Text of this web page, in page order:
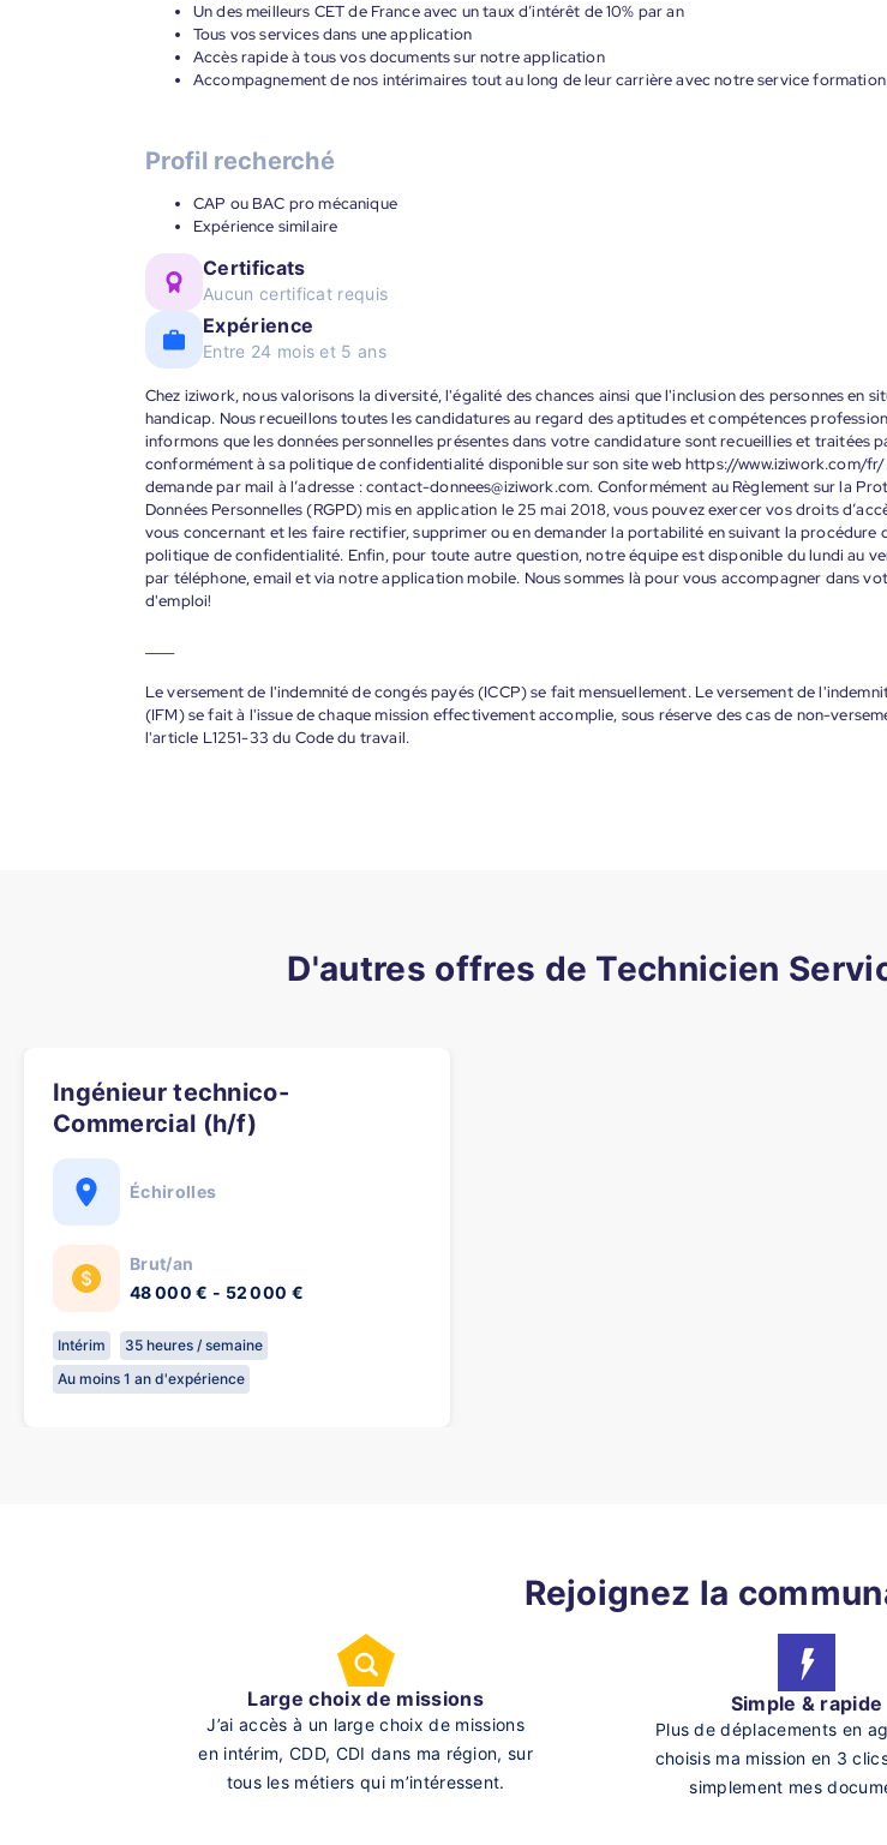
Un des meilleurs CET de France avec un taux d’intérêt de 10% par an
Tous vos services dans une application
Accès rapide à tous vos documents sur notre application
Accompagnement de nos intérimaires tout au long de leur carrière avec notre service formation
Profil recherché
CAP ou BAC pro mécanique
Expérience similaire
Certificats
Aucun certificat requis
Expérience
Entre 24 mois et 5 ans
Chez iziwork, nous valorisons la diversité, l'égalité des chances ainsi que l'inclusion des personnes en
handicap. Nous recueillons toutes les candidatures au regard des aptitudes et compétences
informons que les données personnelles présentes dans votre candidature sont recueillies et traitées
conformément à sa politique de confidentialité disponible sur son site web https://www.iziwork.com/
demande par mail à l’adresse : contact-donnees@iziwork.com. Conformément au Règlement sur la
Données Personnelles (RGPD) mis en application le 25 mai 2018, vous pouvez exercer vos droits
vous concernant et les faire rectifier, supprimer ou en demander la portabilité en suivant la procédure
politique de confidentialité. Enfin, pour toute autre question, notre équipe est disponible du lundi au
par téléphone, email et via notre application mobile. Nous sommes là pour vous accompagner dans
d'emploi!
Le versement de l'indemnité de congés payés (ICCP) se fait mensuellement. Le versement de
(IFM) se fait à l'issue de chaque mission effectivement accomplie, sous réserve des cas de non-
l'article L1251-33 du Code du travail.
D'autres offres de Technicien
Ingénieur technico-
Commercial (h/f)
Échirolles
Brut/an
48 000 € - 52 000 €
Intérim
35 heures / semaine
Au moins 1 an d'expérience
Rejoignez la
Large choix de missions
J’ai accès à un large choix de missions
en intérim, CDD, CDI dans ma région, sur
tous les métiers qui m’intéressent.
Simple & rapide
Plus de déplacements en
choisis ma mission en 3
simplement mes